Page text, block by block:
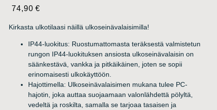
74,90€
Kirkasta ulkotilaasi näillä ulkoseinävalaisimilla!
IP44-luokitus: Ruostumattomasta teräksestä valmistetun
rungon IP44-luokituksen ansiosta ulkoseinävalaisin on
säänkestävä, vankka ja pitkäikäinen, joten se sopii
erinomaisesti ulkokäyttöön.
Hajottimella: Ulkoseinävalaisimen mukana tulee PC-
hajotin, joka auttaa suojaamaan valonlähdettä pölyltä,
vedeltä ja roskilta, samalla se tarjoaa tasaisen ja